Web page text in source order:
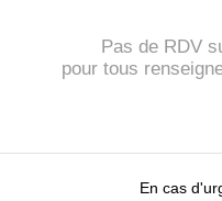
Pas de RDV
pour tous
En cas